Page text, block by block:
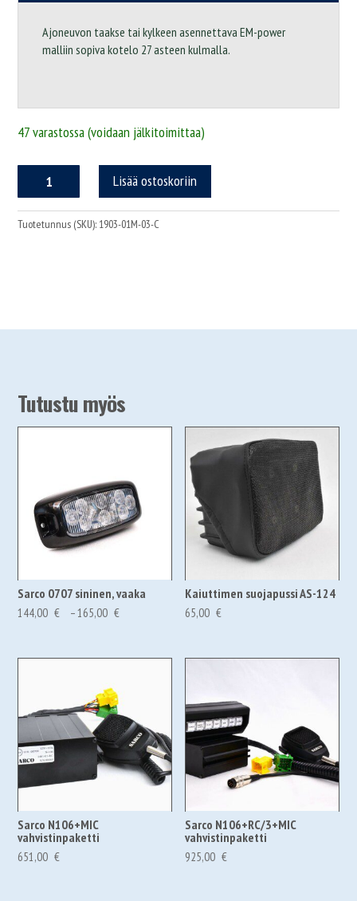
Ajoneuvon taakse tai kylkeen asennettava EM-power
malliin sopiva kotelo 27 asteen kulmalla.
47 varastossa (voidaan jälkitoimittaa)
POWER
kotelo
määrä
Lisää ostoskoriin
Tuotetunnus (SKU): 1903-01M-03-C
Tutustu myös
Sarco 0707 sininen, vaaka
144,00 € –165,00 €
165,00 €207,08 €
Kaiuttimen suojapussi AS-124
65,00 €
Sarco N106+MIC
vahvistinpaketti
651,00 €
Sarco N106+RC/3+MIC
vahvistinpaketti
925,00 €